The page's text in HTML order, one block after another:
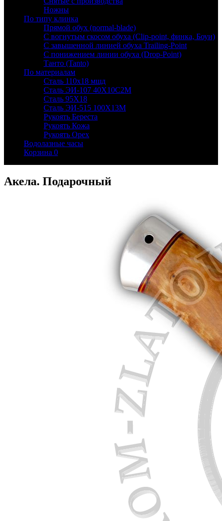
Ножны
По типу клинка
Прямой обух (normal-blade)
С вогнутым скосом обуха (Clip-point, финка, Боуи)
С завышенной линией обуха Trailing-Point
С понижением линии обуха (Drop-Point)
Танто (Tanto)
По материалам
Сталь 110х18 мшд
Сталь ЭИ-107 40Х10С2М
Сталь 95Х18
Сталь ЭИ-515 100Х13М
Рукоять Береста
Рукоять Кожа
Рукоять Орех
Водолазные часы
Корзина 0
Акела. Подарочный